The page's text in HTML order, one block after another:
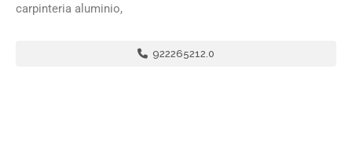
carpinteria aluminio,
922265212.0